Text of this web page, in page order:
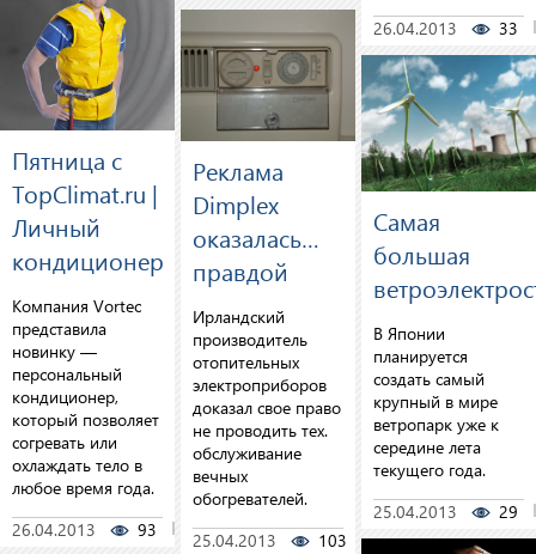
Пятница с
TopClimat.ru |
Личный
кондиционер
Компания Vortec
представила
новинку —
персональный
кондиционер,
который позволяет
согревать или
охлаждать тело в
любое время года.
26.04.2013
93 0
Реклама
Dimplex
оказалась…
правдой
Ирландский
производитель
отопительных
электроприборов
доказал свое право
не проводить тех.
обслуживание
вечных
обогревателей.
25.04.2013
103 0
26.04.2013
33
Самая
большая
В Японии
планируется
создать самый
крупный в мире
ветропарк уже к
середине лета
текущего года.
25.04.2013
29